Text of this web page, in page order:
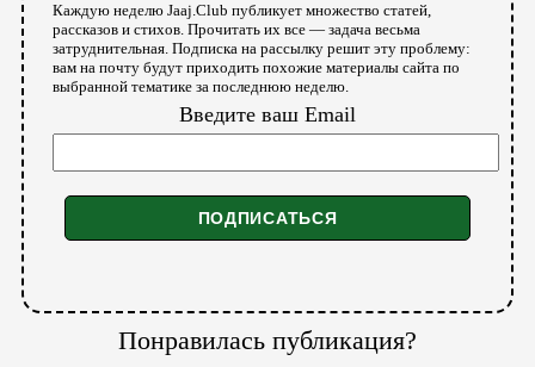
Каждую неделю Jaaj.Club публикует множество статей,
рассказов и стихов. Прочитать их все — задача весьма
затруднительная. Подписка на рассылку решит эту проблему:
вам на почту будут приходить похожие материалы сайта по
выбранной тематике за последнюю неделю.
Введите ваш Email
Понравилась публикация?